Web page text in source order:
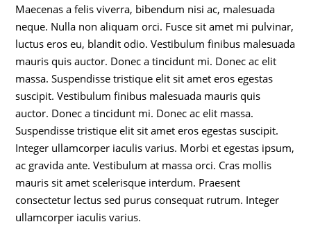
Maecenas a felis viverra, bibendum nisi ac, malesuada
neque. Nulla non aliquam orci. Fusce sit amet mi pulvinar,
luctus eros eu, blandit odio. Vestibulum finibus malesuada
mauris quis auctor. Donec a tincidunt mi. Donec ac elit
massa. Suspendisse tristique elit sit amet eros egestas
suscipit. Vestibulum finibus malesuada mauris quis
auctor. Donec a tincidunt mi. Donec ac elit massa.
Suspendisse tristique elit sit amet eros egestas suscipit.
Integer ullamcorper iaculis varius. Morbi et egestas ipsum,
ac gravida ante. Vestibulum at massa orci. Cras mollis
mauris sit amet scelerisque interdum. Praesent
consectetur lectus sed purus consequat rutrum. Integer
ullamcorper iaculis varius.